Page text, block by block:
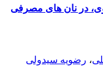
در نان‌ های مصرفی
، رضویه سیدولی